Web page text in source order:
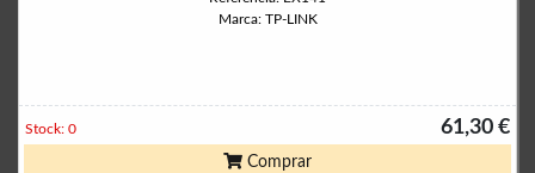
Marca: TP-LINK
61,30 €
Stock: 0
Comprar